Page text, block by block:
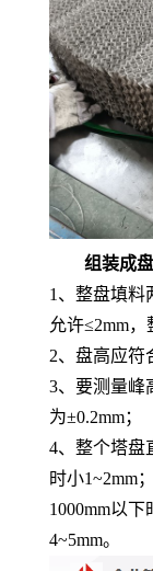
组装成
1 、整盘填料
允许≤2mm，
2、盘高应符
3、要测量峰
为±0.2mm；
4、整个塔盘
时小1~2mm
1000mm以下
4~5mm。